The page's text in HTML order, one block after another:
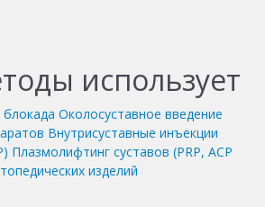
использует
Околосуставное введение
Внутрисуставные инъекции
Плазмолифтинг суставов (PRP, ACP
изделий